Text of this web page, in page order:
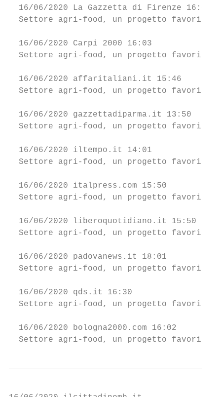
16/06/2020 La Gazzetta di Firenze 16:03
Settore agri-food, un progetto favorisce
16/06/2020 Carpi 2000 16:03
Settore agri-food, un progetto favorisce
16/06/2020 affaritaliani.it 15:46
Settore agri-food, un progetto favorisce
16/06/2020 gazzettadiparma.it 13:50
Settore agri-food, un progetto favorisce
16/06/2020 iltempo.it 14:01
Settore agri-food, un progetto favorisce
16/06/2020 italpress.com 15:50
Settore agri-food, un progetto favorisce
16/06/2020 liberoquotidiano.it 15:50
Settore agri-food, un progetto favorisce
16/06/2020 padovanews.it 18:01
Settore agri-food, un progetto favorisce
16/06/2020 qds.it 16:30
Settore agri-food, un progetto favorisce
16/06/2020 bologna2000.com 16:02
Settore agri-food, un progetto favorisce